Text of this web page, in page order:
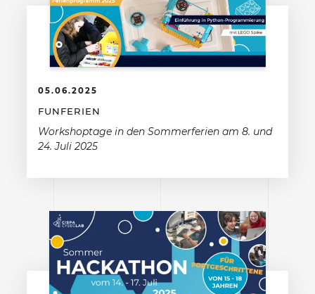
05.06.2025
FUNFERIEN
Workshoptage in den Sommerferien am 8. und
24. Juli 2025